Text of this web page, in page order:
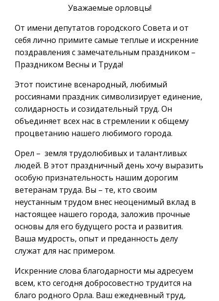
Уважаемые орловцы!
От имени депутатов городского Совета и от
себя лично примите самые теплые и искренние
поздравления с замечательным праздником –
Праздником Весны и Труда!
Этот поистине всенародный, любимый
россиянами праздник символизирует единение,
солидарность и созидательный труд. Он
объединяет всех нас в стремлении к общему
процветанию нашего любимого города.
Орел – земля трудолюбивых и талантливых
людей. В этот праздничный день хочу выразить
особую признательность нашим дорогим
ветеранам труда. Вы – те, кто своим
неустанным трудом внес неоценимый вклад в
настоящее нашего города, заложив прочные
основы для его будущего роста и развития.
Ваша мудрость, опыт и преданность делу
служат для нас примером.
Искренние слова благодарности мы адресуем
всем, кто сегодня добросовестно трудится на
благо родного Орла. Ваш ежедневный труд,